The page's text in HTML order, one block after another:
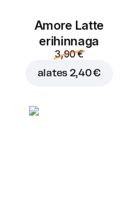
Amore Latte
erihinnaga
3,90 €
alates 2,40 €